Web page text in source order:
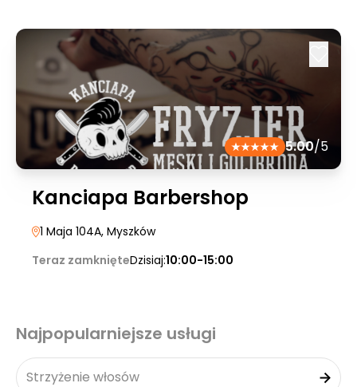
5.00/5
Kanciapa Barbershop
1 Maja 104A, Myszków
Teraz zamknięteDzisiaj:10:00-15:00
Najpopularniejsze usługi
Strzyżenie włosów